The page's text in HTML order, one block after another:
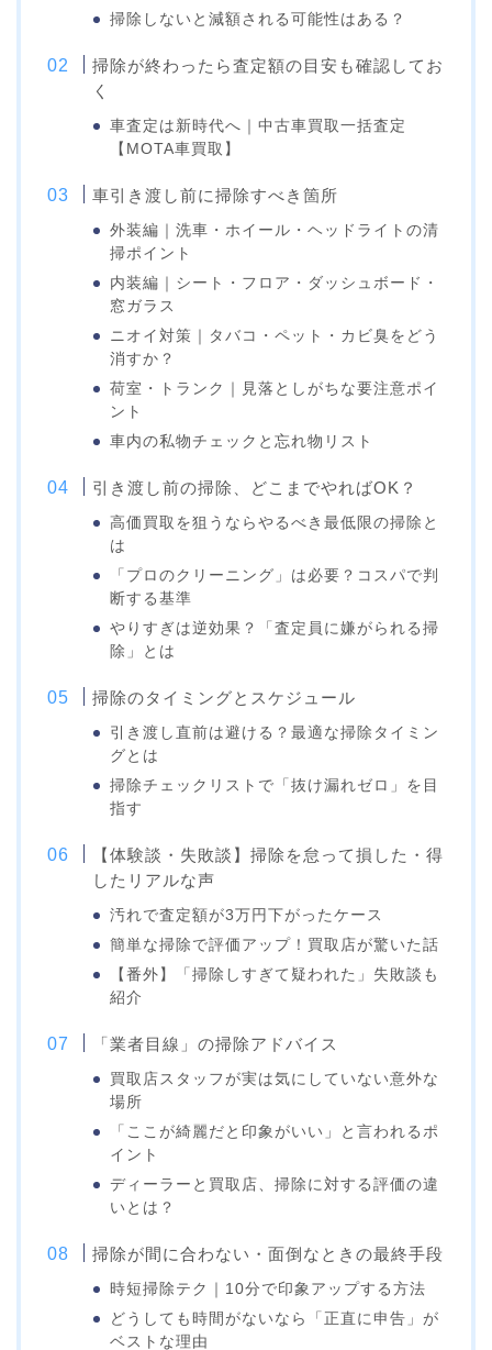
掃除しないと減額される可能性はある？
掃除が終わったら査定額の目安も確認してお
く
車査定は新時代へ｜中古車買取一括査定
【MOTA車買取】
車引き渡し前に掃除すべき箇所
外装編｜洗車・ホイール・ヘッドライトの清
掃ポイント
内装編｜シート・フロア・ダッシュボード・
窓ガラス
ニオイ対策｜タバコ・ペット・カビ臭をどう
消すか？
荷室・トランク｜見落としがちな要注意ポイ
ント
車内の私物チェックと忘れ物リスト
引き渡し前の掃除、どこまでやればOK？
高価買取を狙うならやるべき最低限の掃除と
は
「プロのクリーニング」は必要？コスパで判
断する基準
やりすぎは逆効果？「査定員に嫌がられる掃
除」とは
掃除のタイミングとスケジュール
引き渡し直前は避ける？最適な掃除タイミン
グとは
掃除チェックリストで「抜け漏れゼロ」を目
指す
【体験談・失敗談】掃除を怠って損した・得
したリアルな声
汚れで査定額が3万円下がったケース
簡単な掃除で評価アップ！買取店が驚いた話
【番外】「掃除しすぎて疑われた」失敗談も
紹介
「業者目線」の掃除アドバイス
買取店スタッフが実は気にしていない意外な
場所
「ここが綺麗だと印象がいい」と言われるポ
イント
ディーラーと買取店、掃除に対する評価の違
いとは？
掃除が間に合わない・面倒なときの最終手段
時短掃除テク｜10分で印象アップする方法
どうしても時間がないなら「正直に申告」が
ベストな理由